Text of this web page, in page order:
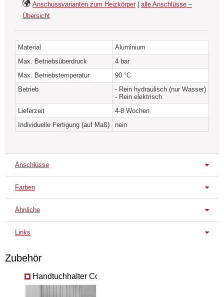
Anschussvarianten zum Heizkörper | alle Anschlüsse –
Übersicht
Material
Aluminium
Max. Betriebsüberdruck
4 bar
Max. Betriebstemperatur
90 °C
Betrieb
- Rein hydraulisch (nur Wasser)
- Rein elektrisch
Lieferzeit
4-8 Wochen
Individuelle Fertigung (auf Maß)
nein
Anschlüsse
Serienanschluss
Farben
Serienfarbe/-oberfläche
Ähnliche
Links
Zubehör
Handtuchhalter Cortinix